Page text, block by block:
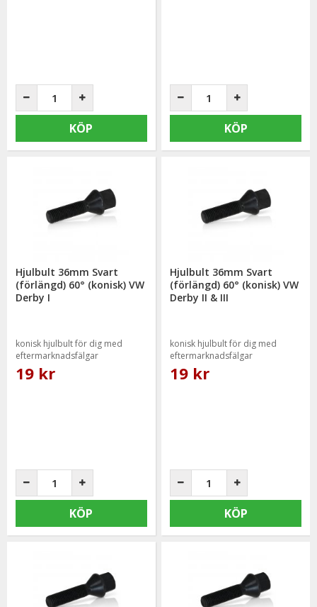
KÖP KÖP
Hjulbult 36mm Svart
(förlängd) 60° (konisk) VW
Derby I
konisk hjulbult för dig med
eftermarknadsfälgar
19 kr
KÖP
Hjulbult 36mm Svart
(förlängd) 60° (konisk) VW
Derby II & III
konisk hjulbult för dig med
eftermarknadsfälgar
19 kr
KÖP